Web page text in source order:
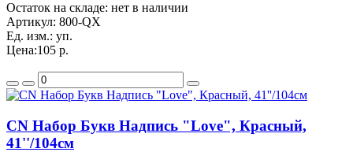
Остаток на складе: нет в наличии
Артикул: 800-QX
Ед. изм.: уп.
Цена:105 р.
CN Набор Букв Надпись "Love", Красный,
41''/104см